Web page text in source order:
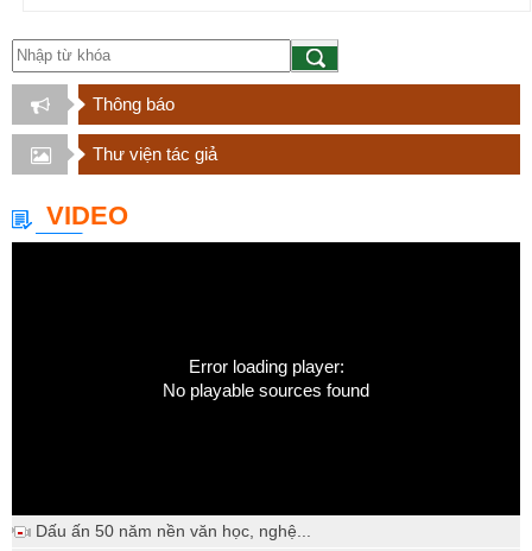
Thông báo
Thư viện tác giả
VIDEO
Error loading player:
No playable sources found
Dấu ấn 50 năm nền văn học, nghệ...